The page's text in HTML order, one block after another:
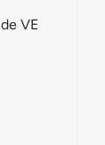
VE